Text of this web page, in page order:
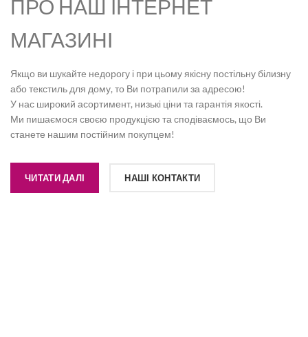
ПРО НАШ ІНТЕРНЕТ
МАГАЗИНІ
Якщо ви шукайте недорогу і при цьому якісну постільну білизну
або текстиль для дому, то Ви потрапили за адресою!
У нас широкий асортимент, низькі ціни та гарантія якості.
Ми пишаємося своєю продукцією та сподіваємось, що Ви
станете нашим постійним покупцем!
ЧИТАТИ ДАЛІ НАШІ КОНТАКТИ